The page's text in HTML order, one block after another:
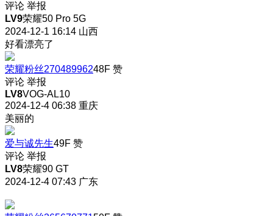
评论 举报
LV9荣耀50 Pro 5G
2024-12-1 16:14 山西
好看漂亮了
荣耀粉丝27048996248F 赞
评论 举报
LV8VOG-AL10
2024-12-4 06:38 重庆
美丽的
爱与诚先生49F 赞
评论 举报
LV8荣耀90 GT
2024-12-4 07:43 广东